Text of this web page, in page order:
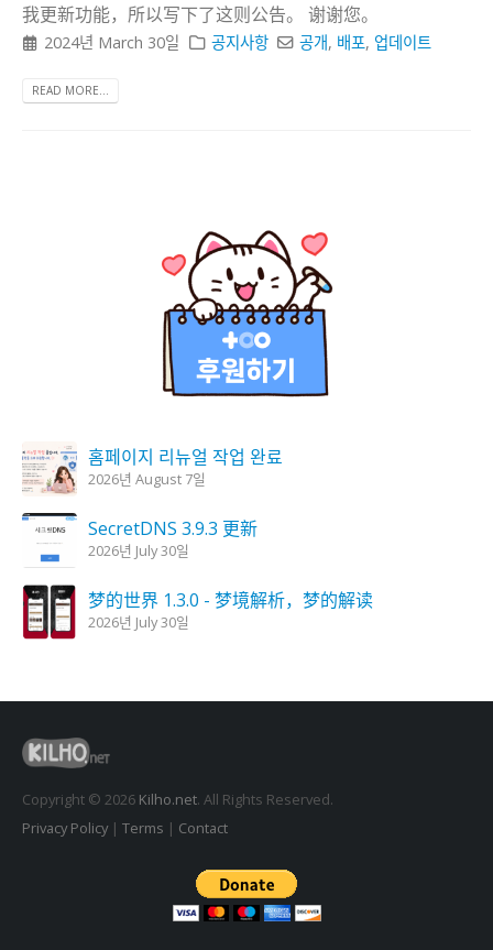
我更新功能，所以写下了这则公告。 谢谢您。
2024년 March 30일 공지사항 공개, 배포, 업데이트
READ MORE...
홈페이지 리뉴얼 작업 완료
2026년 August 7일
SecretDNS 3.9.3 更新
2026년 July 30일
梦的世界 1.3.0 - 梦境解析，梦的解读
2026년 July 30일
妖怪蜡烛 1.6.0 更新
2026년 July 23일
Copyright © 2026 Kilho.net. All Rights Reserved.
Privacy Policy| Terms | Contact